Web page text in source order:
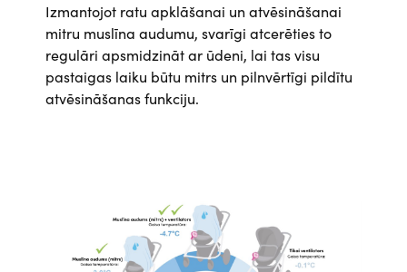
Izmantojot ratu apklāšanai un atvēsināšanai
mitru muslīna audumu, svarīgi atcerēties to
regulāri apsmidzināt ar ūdeni, lai tas visu
pastaigas laiku būtu mitrs un pilnvērtīgi pildītu
atvēsināšanas funkciju.